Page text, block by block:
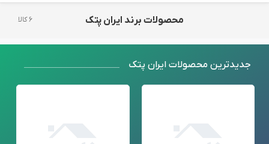
محصولات برند ایران پتک ۶ کالا
جدید‌ترین محصولات ایران پتک